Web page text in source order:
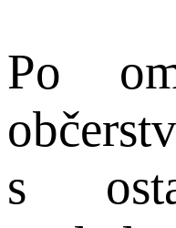
Po
s